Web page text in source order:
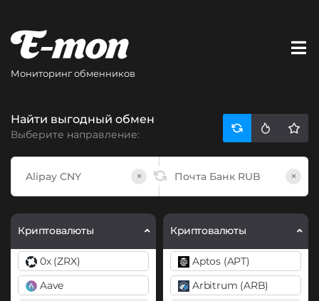
Мониторинг обменников
Найти выгодный обмен
Выберите направление:
× ×
Криптовалюты
0x (ZRX)
Aave
Криптовалюты
Aptos (APT)
Arbitrum (ARB)